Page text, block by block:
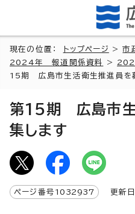
現在の位置： トップページ >市
2024年 報道関係資料
>
15期 広島市生活衛生推進員を
第15期 広島市生
集します
ページ番号 1032937 更新日